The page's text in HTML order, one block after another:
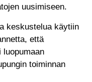
uusimiseen.
keskustelua käytiin
että
luopumaan
toiminnan